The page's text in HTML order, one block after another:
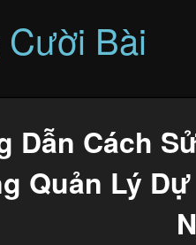
Bài
Dẫn Cách
Quản Lý